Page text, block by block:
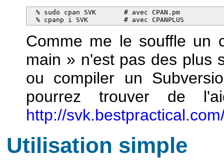
  % sudo cpan SVK       # avec CPAN.pm
  % cpanp i SVK         # avec CPANPLUS
Comme me le souffle un
main » n'est pas des plus
ou compiler un
pourrez trouver de
http://
Utilisation simple